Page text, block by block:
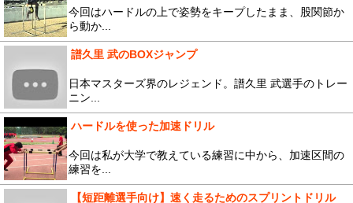
今回はハードルの上で姿勢をキープしたまま、股関節か
ら動か...
譜久里 武のBOXジャンプ
日本マスターズ界のレジェンド。譜久里 武選手のトレー
ニン...
ハードルを使った加速ドリル
今回は私が大学で教えている練習に中から、加速区間の
練習を...
【短距離選手向け】速く走るためのスプリントドリル